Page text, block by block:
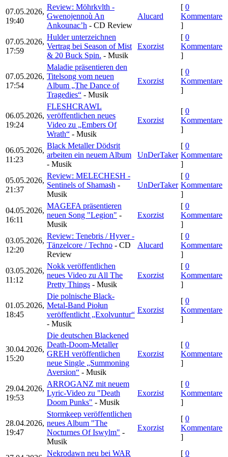
07.05.2026,
19:40
Review: Möhrkvlth -
Gwenojennoù An
Ankounac’h - CD Review
Alucard
[ 0
Kommentare
]
07.05.2026,
17:59
Hulder unterzeichnen
Vertrag bei Season of Mist
& 20 Buck Spin. - Musik
Exorzist
[ 0
Kommentare
]
07.05.2026,
17:54
Maladie präsentieren den
Titelsong vom neuen
Album „The Dance of
Tragedies“ - Musik
Exorzist
[ 0
Kommentare
]
06.05.2026,
19:24
FLESHCRAWL
veröffentlichen neues
Video zu „Embers Of
Wrath“ - Musik
Exorzist
[ 0
Kommentare
]
06.05.2026,
11:23
Black Metaller Dödsrit
arbeiten ein neuem Album
- Musik
UnDerTaker
[ 0
Kommentare
]
05.05.2026,
21:37
Review: MELECHESH -
Sentinels of Shamash -
Musik
UnDerTaker
[ 0
Kommentare
]
04.05.2026,
16:11
MAGEFA präsentieren
neuen Song "Legion" -
Musik
Exorzist
[ 0
Kommentare
]
03.05.2026,
12:20
Review: Tenebris / Hyver -
Tänzelcore / Techno - CD
Review
Alucard
[ 0
Kommentare
]
03.05.2026,
11:12
Nokk veröffentlichen
neues Video zu All The
Pretty Things - Musik
Exorzist
[ 0
Kommentare
]
01.05.2026,
18:45
Die polnische Black-
Metal-Band Piołun
veröffentlicht „Exolvuntur“
- Musik
Exorzist
[ 0
Kommentare
]
30.04.2026,
15:20
Die deutschen Blackened
Death-Doom-Metaller
GREH veröffentlichen
neue Single „Summoning
Aversion“ - Musik
Exorzist
[ 0
Kommentare
]
29.04.2026,
19:53
ARROGANZ mit neuem
Lyric-Video zu "Death
Doom Punks" - Musik
Exorzist
[ 0
Kommentare
]
28.04.2026,
19:47
Stormkeep veröffentlichen
neues Album "The
Nocturnes Of Iswylm" -
Musik
Exorzist
[ 0
Kommentare
]
Nekrodawn neu bei WAR [ 0